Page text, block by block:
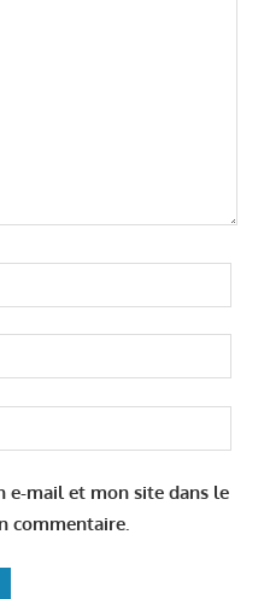
e-mail et mon site dans le
commentaire.